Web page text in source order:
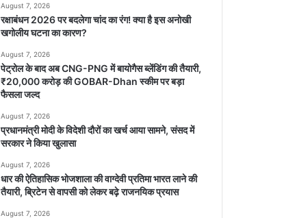
August 7, 2026
रक्षाबंधन 2026 पर बदलेगा चांद का रंग! क्या है इस अनोखी
खगोलीय घटना का कारण?
August 7, 2026
पेट्रोल के बाद अब CNG-PNG में बायोगैस ब्लेंडिंग की तैयारी,
₹20,000 करोड़ की GOBAR-Dhan स्कीम पर बड़ा
फैसला जल्द
August 7, 2026
प्रधानमंत्री मोदी के विदेशी दौरों का खर्च आया सामने, संसद में
सरकार ने किया खुलासा
August 7, 2026
धार की ऐतिहासिक भोजशाला की वाग्देवी प्रतिमा भारत लाने की
तैयारी, ब्रिटेन से वापसी को लेकर बढ़े राजनयिक प्रयास
August 7, 2026